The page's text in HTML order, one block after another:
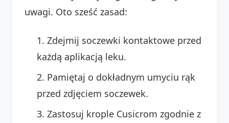
uwagi. Oto sześć zasad:
Zdejmij soczewki kontaktowe przed
każdą aplikacją leku.
Pamiętaj o dokładnym umyciu rąk
przed zdjęciem soczewek.
Zastosuj krople Cusicrom zgodnie z